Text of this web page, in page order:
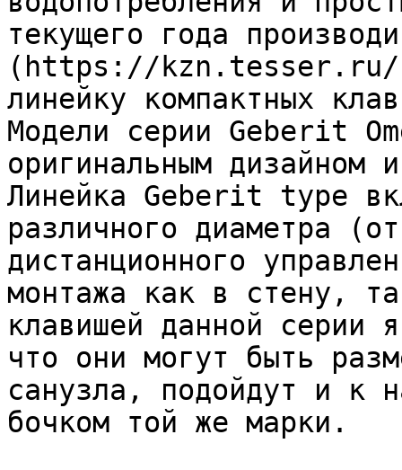
текущего года
(https://kzn.tesser.ru/
линейку компактных
Модели серии Geberit
оригинальным дизайном
Линейка Geberit type
различного диаметра
дистанционного
монтажа как в стену,
клавишей данной серии
что они могут быть
санузла, подойдут и к
бочком той же марки.